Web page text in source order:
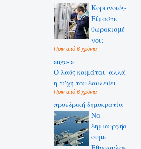
Κορωνοιός-
Είμαστε
θωρακισμέ
νοι;
Πριν από 6 χρόνια
ange-ta
Ο λαός κοιμάται, αλλά
η τύχη του δουλεύει
Πριν από 6 χρόνια
προεδρική δημοκρατία
Να
δημιουργήσ
ουμε
Εθνοφυλακ